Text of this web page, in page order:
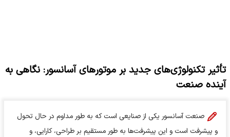
تأثیر تکنولوژی‌های جدید بر موتورهای آسانسور: نگاهی به
آینده صنعت
صنعت آسانسور یکی از صنایعی است که به طور مداوم در حال تحول
و پیشرفت است و این پیشرفت‌ها به طور مستقیم بر طراحی، کارایی، و